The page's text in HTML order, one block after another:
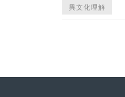
異文化理解